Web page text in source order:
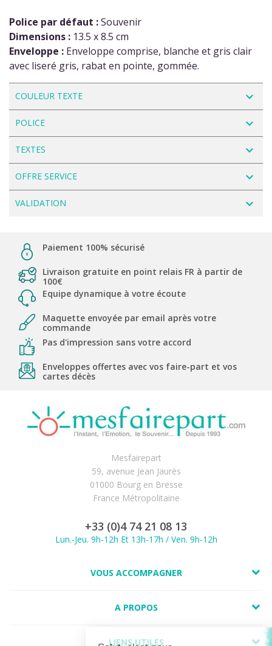
Police par défaut :Souvenir
Dimensions : 13.5 x 8.5 cm
Enveloppe : Enveloppe comprise, blanche et gris clair
avec liseré gris, rabat en pointe, gommée.
COULEUR TEXTE navigate_next
POLICE navigate_next
TEXTES navigate_next
OFFRE SERVICE navigate_next
VALIDATION navigate_next
Paiement 100% sécurisé
Livraison gratuite en point relais FR à partir de
100€
Equipe dynamique à votre écoute
Maquette envoyée par email après votre
commande
Pas d'impression sans votre accord
Enveloppes offertes avec vos faire-part et vos
cartes décès
Mesfairepart
59, avenue Jean Jaurès
01000 Bourg en Bresse
France Métropolitaine
+33 (0)4 74 21 08 13
Lun.-Jeu. 9h-12h Et 13h-17h / Ven. 9h-12h
VOUS ACCOMPAGNER
A PROPOS
LIENS UTILES